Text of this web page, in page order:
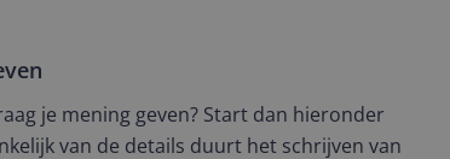
je mening geven? Start dan hieronder
van de details duurt het schrijven van